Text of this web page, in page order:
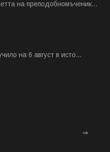
на преподобномъченик...
на 6 август в исто...
⇒